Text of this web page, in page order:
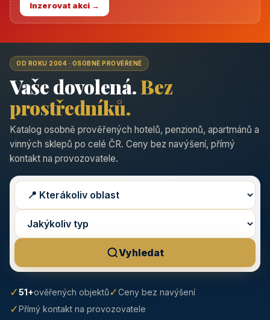
Inzerovat akci →
OD ROKU 2004 · OSOBNĚ PROVĚŘENÉ
Vaše dovolená.Bez
prostředníků.
Katalog osobně prověřených hotelů, penzionů, apartmánů a
vinných sklepů po celé ČR. Ceny bez navýšení, přímý
kontakt na provozovatele.
Vyhledat
✓51+ověřených objektů✓Ceny bez navýšení
✓Přímý kontakt na provozovatele